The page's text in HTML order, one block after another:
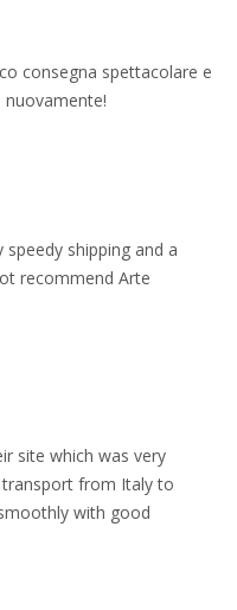
consegna spettacolare e
shipping and a
recommend Arte
site which was very
transport from Italy to
with good